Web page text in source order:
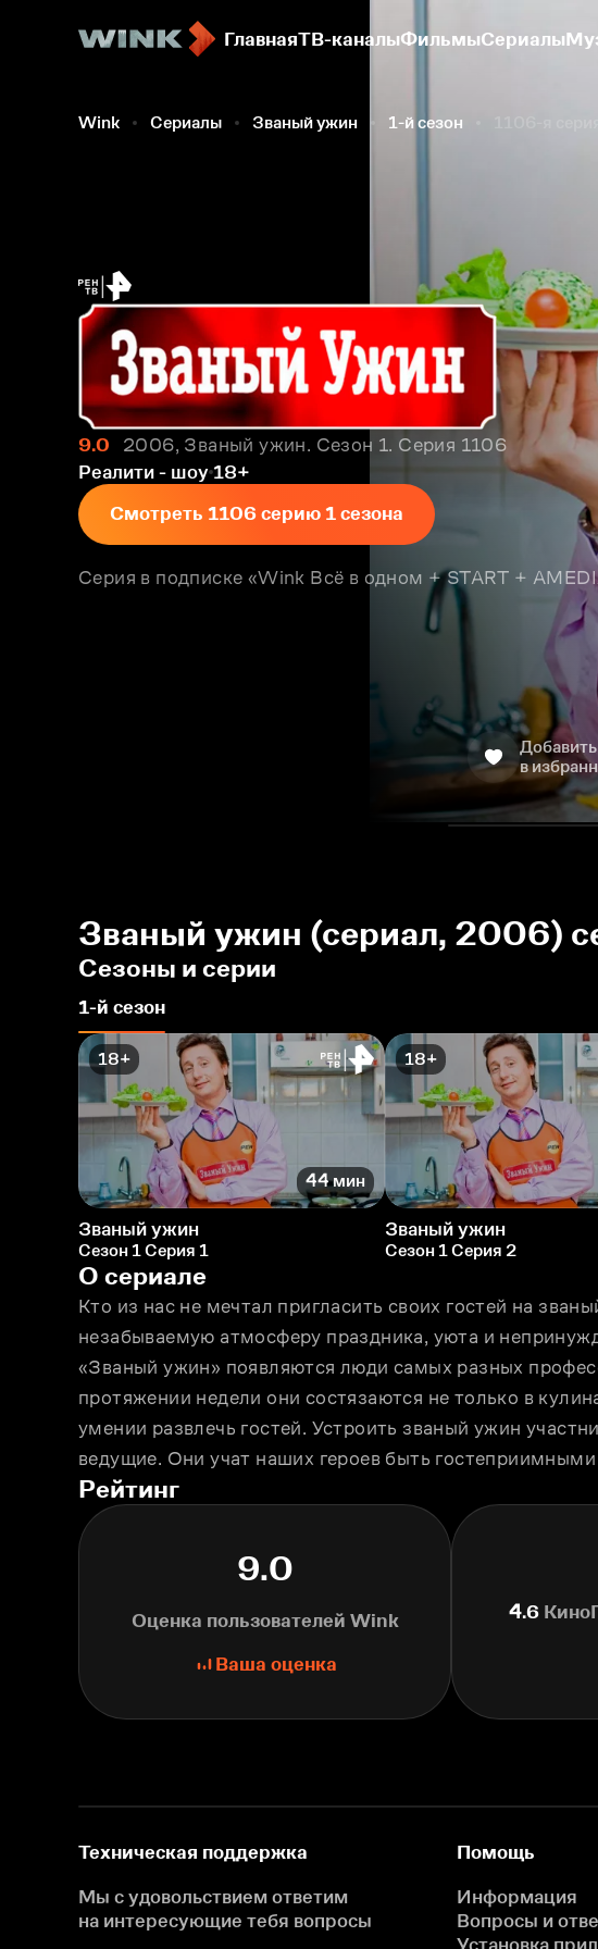
ГлавнаяТВ-каналыФильмыСериалы
Wink Сериалы Званый ужин 1-й сезон
9.0
2006, Званый ужин. Сезон 1. Серия 1106
Реалити - шоу 18+
Смотреть 1106 серию 1 сезона
Серия в подписке «Wink Всё в одном + START +
Добавить
в
Званый ужин (сериал, 2006)
Сезоны и серии
1-й сезон
18+
44 мин
Званый ужин
Сезон 1 Серия 1
18+
Званый ужин
Сезон 1 Серия 2
О сериале
Кто из нас не мечтал пригласить своих гостей на
незабываемую атмосферу праздника, уюта и
«Званый ужин» появляются люди самых разных
протяжении недели они состязаются не только в
умении развлечь гостей. Устроить званый ужин
ведущие. Они учат наших героев быть
Рейтинг
9.0
Оценка пользователей Wink
Ваша оценка
4.6
Техническая поддержка
Мы с удовольствием ответим
на интересующие тебя вопросы
Помощь
Информация
Вопросы и
Установка